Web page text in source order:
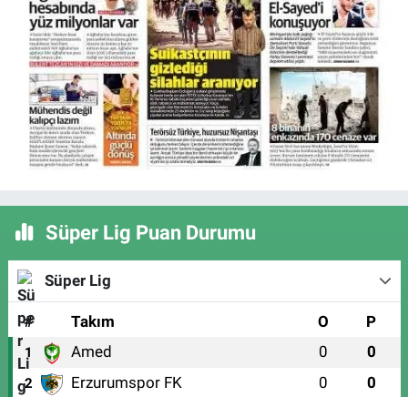
Süper Lig Puan Durumu
Süper Lig
# Takım O P
1 Amed 0 0
2 Erzurumspor FK 0 0